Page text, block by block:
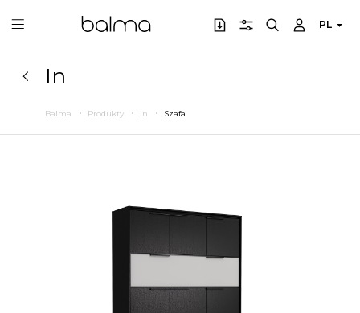
PL
In
Balma Produkty In Szafa